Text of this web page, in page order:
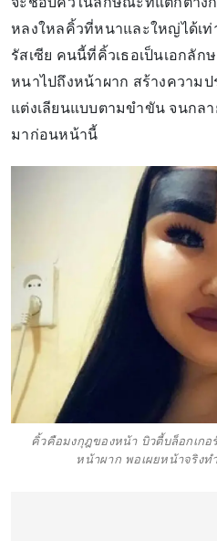
หลงใหลคิ้วที่หนาและใหญ่ได้เท่
รัสเซีย คนนี้ที่คิ้วเธอเป็นเอกลัก
หนาไปถึงหน้าผาก สร้างความ
แต่งเลียนแบบตามขำขัน จนกลา
มาก่อนหน้านี้
คิ้วคือมงกุฎของหน้า บิวตี้บล็อกเก
หน้าผาก พอเผยหน้าจริง